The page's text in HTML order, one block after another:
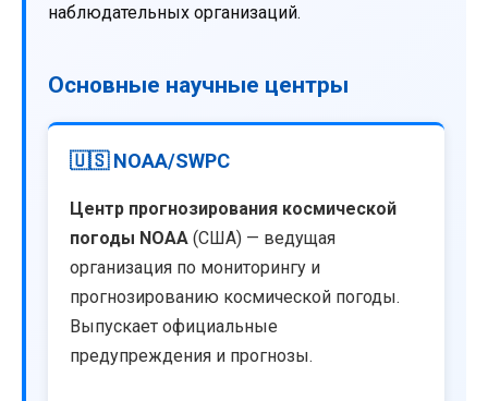
наблюдательных организаций.
Основные научные центры
🇺🇸 NOAA/SWPC
Центр прогнозирования космической
погоды NOAA (США) — ведущая
организация по мониторингу и
прогнозированию космической погоды.
Выпускает официальные
предупреждения и прогнозы.